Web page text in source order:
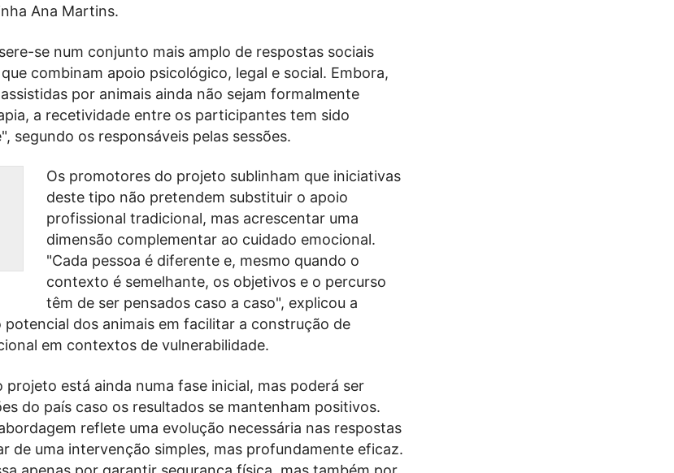
Ana Martins.
se num conjunto mais amplo de respostas sociais
combinam apoio psicológico, legal e social. Embora,
por animais ainda não sejam formalmente
a recetividade entre os participantes tem sido
segundo os responsáveis pelas sessões.
Os promotores do projeto sublinham que iniciativas
deste tipo não pretendem substituir o apoio
profissional tradicional, mas acrescentar uma
dimensão complementar ao cuidado emocional.
"Cada pessoa é diferente e, mesmo quando o
contexto é semelhante, os objetivos e o percurso
têm de ser pensados caso a caso", explicou a
dos animais em facilitar a construção de
em contextos de vulnerabilidade.
projeto está ainda numa fase inicial, mas poderá ser
do país caso os resultados se mantenham positivos.
reflete uma evolução necessária nas respostas
de uma intervenção simples, mas profundamente eficaz.